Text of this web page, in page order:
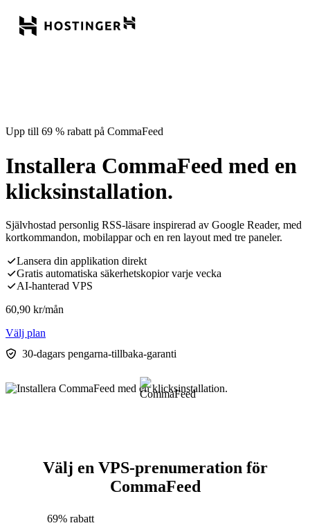
Upp till 69 % rabatt på CommaFeed
Installera CommaFeed med en
klicksinstallation.
Självhostad personlig RSS-läsare inspirerad av Google Reader, med
kortkommandon, mobilappar och en ren layout med tre paneler.
Lansera din applikation direkt
Gratis automatiska säkerhetskopior varje vecka
AI-hanterad VPS
60,90 kr/mån
Välj plan
30-dagars pengarna-tillbaka-garanti
Välj en VPS-prenumeration för
CommaFeed
69% rabatt